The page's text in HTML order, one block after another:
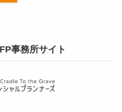
事務所サイト